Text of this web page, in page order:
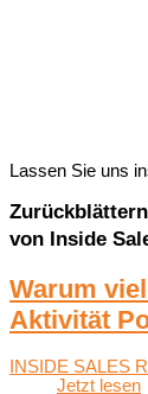
Lassen Sie uns
von Inside
Warum
Aktivität
INSIDE SALES
Jetzt lesen